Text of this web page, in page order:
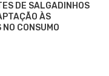
DE SALGADINHOS
ÀS
CONSUMO